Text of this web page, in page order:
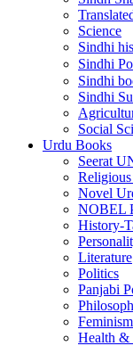
Science
Sindhi
Sindhi
Social
Urdu Books
Seerat
Novel
NOBEL
History-
Literature
Politics
Panjabi
Health &